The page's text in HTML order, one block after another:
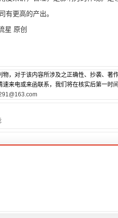
有更高的产出。
星 原创
，对于该内容所涉及之正确性、抄袭、著
来电或来函联系，我们将在核实后第一时